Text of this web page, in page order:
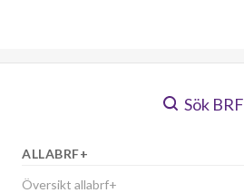
Sök BRF
ALLABRF+
Översikt allabrf+